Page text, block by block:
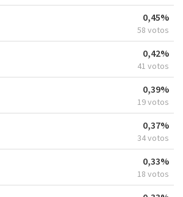
0,45%
58 votos
0,42%
41 votos
0,39%
19 votos
0,37%
34 votos
0,33%
18 votos